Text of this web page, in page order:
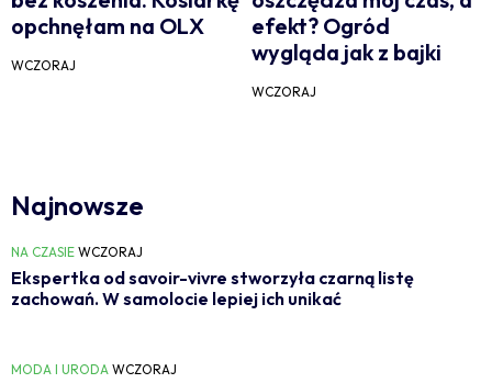
opchnęłam na OLX
WCZORAJ
efekt? Ogród
wygląda jak z bajki
WCZORAJ
Najnowsze
NA CZASIE WCZORAJ
Ekspertka od savoir-vivre stworzyła czarną listę
zachowań. W samolocie lepiej ich unikać
MODA I URODA WCZORAJ